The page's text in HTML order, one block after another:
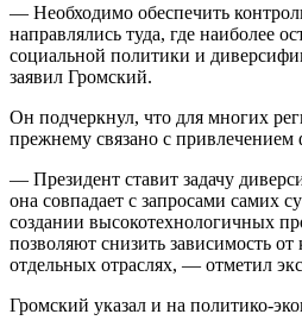
— Необходимо обеспечить
направлялись туда, где наиболее
социальной политики и
заявил Громский.
Он подчеркнул, что для многих
прежнему связано с привлечением
— Президент ставит задачу
она совпадает с запросами самих
создании высокотехнологичных
позволяют снизить зависимость
отдельных отраслях, — отметил
Громский указал и на политико-